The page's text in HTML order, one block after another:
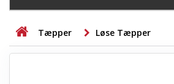
STUE
Tæpper Løse Tæpper